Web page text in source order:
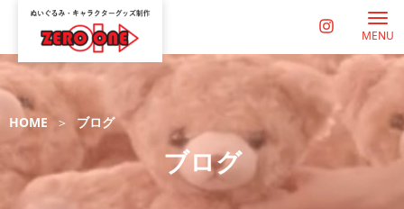
MENU
HOME ブログ
ブログ